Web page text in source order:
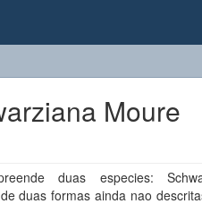
Moure
duas especies:
duas formas ainda nao